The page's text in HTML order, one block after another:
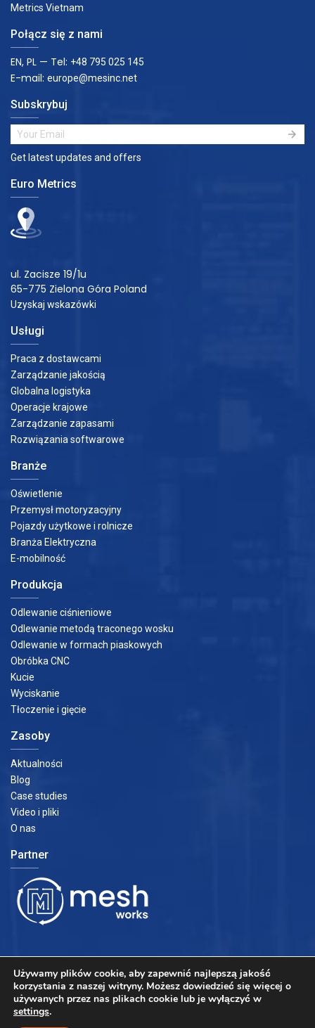
Metrics Vietnam
Połącz się z nami
EN, PL — Tel: +48 795 025 145
E-mail: europe@mesinc.net
Subskrybuj
Get latest updates and offers
Euro Metrics
ul. Zacisze 19/1u
65-775 Zielona Góra Poland
Uzyskaj wskazówki
Usługi
Praca z dostawcami
Zarządzanie jakością
Globalna logistyka
Operacje krajowe
Zarządzanie zapasami
Rozwiązania softwarowe
Branże
Oświetlenie
Przemysł motoryzacyjny
Pojazdy użytkowe i rolnicze
Branża Elektryczna
E-mobilność
Produkcja
Odlewanie ciśnieniowe
Odlewanie metodą traconego wosku
Odlewanie w formach piaskowych
Obróbka CNC
Kucie
Wyciskanie
Tłoczenie i gięcie
Zasoby
Aktualności
Blog
Case studies
Video i pliki
O nas
Partner
Używamy plików cookie, aby zapewnić najlepszą jakość
korzystania z naszej witryny. Możesz dowiedzieć się więcej o
używanych przez nas plikach cookie lub je wyłączyć w
settings.